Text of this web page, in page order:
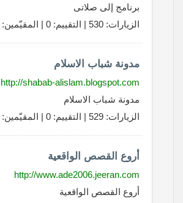
برنامج إلى صلاتى
الزيارات: 530 | التقييم: 0 | المقيّمين: 0
مدونة شباب الاسلام
http://shabab-alislam.blogspot.com
مدونة شباب الاسلام
الزيارات: 529 | التقييم: 0 | المقيّمين: 0
أروع القصص الواقعية
http://www.ade2006.jeeran.com
أروع القصص الواقعية